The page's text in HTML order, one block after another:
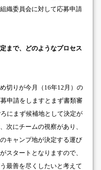
織委員会に対して応募申請
まで、どのようなプロセス
切りが今月（16年12月）の
申請をしますとまず書類審
にまず候補地として決定が
次にチームの視察があり、
キャンプ地が決定する運び
スタートとなりますので、
最善を尽くしたいと考えて